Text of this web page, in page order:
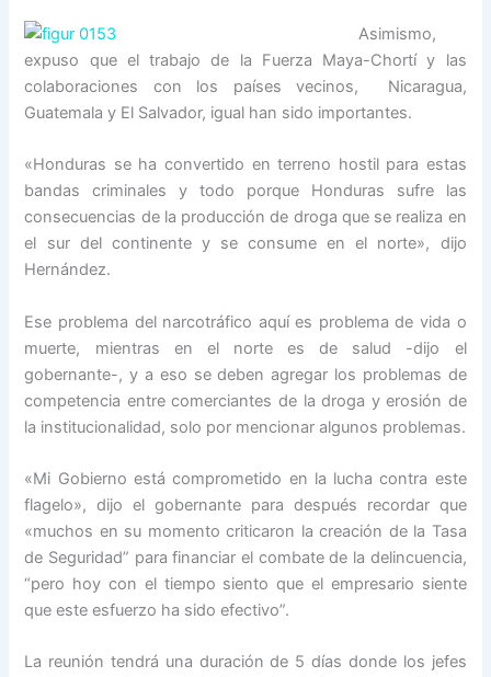
Asimismo,
expuso que el trabajo de la Fuerza Maya-Chortí y las
colaboraciones con los países vecinos, Nicaragua,
Guatemala y El Salvador, igual han sido importantes.
«Honduras se ha convertido en terreno hostil para estas
bandas criminales y todo porque Honduras sufre las
consecuencias de la producción de droga que se realiza en
el sur del continente y se consume en el norte», dijo
Hernández.
Ese problema del narcotráfico aquí es problema de vida o
muerte, mientras en el norte es de salud -dijo el
gobernante-, y a eso se deben agregar los problemas de
competencia entre comerciantes de la droga y erosión de
la institucionalidad, solo por mencionar algunos problemas.
«Mi Gobierno está comprometido en la lucha contra este
flagelo», dijo el gobernante para después recordar que
«muchos en su momento criticaron la creación de la Tasa
de Seguridad” para financiar el combate de la delincuencia,
“pero hoy con el tiempo siento que el empresario siente
que este esfuerzo ha sido efectivo”.
La reunión tendrá una duración de 5 días donde los jefes